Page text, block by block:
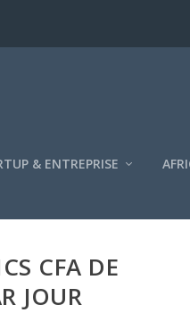
& ENTREPRISE
CFA DE
JOUR